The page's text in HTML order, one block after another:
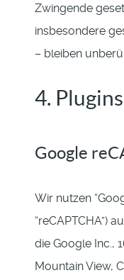
Zwingende
insbesondere
– bleiben
4.
Google
Wir nutzen
“reCAPTCHA”)
die Google Inc.,
Mountain View,